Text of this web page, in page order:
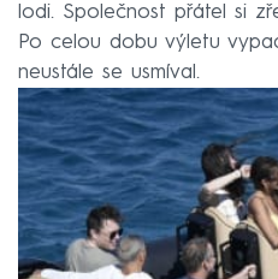
lodi. Společnost přátel si
Po celou dobu výletu
neustále se usmíval.